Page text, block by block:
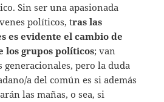
Sin ser una apasionada
políticos, tras las
es evidente el cambio de
los grupos políticos; van
generacionales, pero la duda
a del común es si además
las mañas, o sea, si